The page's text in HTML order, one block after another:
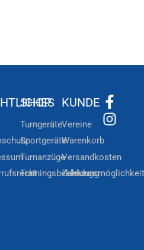
SHOP
Turngeräte
Sportgeräte
Turnanzüge
Trainingsbekleidung
KUNDE
Vereine
Warenkorb
Versandkosten